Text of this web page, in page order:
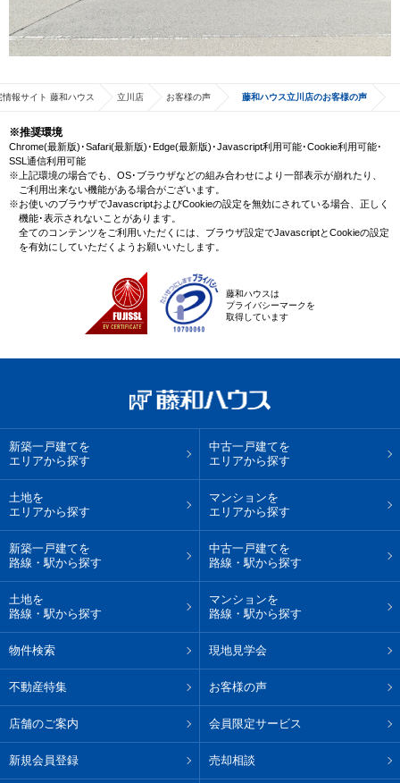
報サイト 藤和ハウス 立川店 お客様の声 藤和ハウス立川店のお客様の声
※推奨環境
Chrome(最新版)･Safari(最新版)･Edge(最新版)･Javascript利用可能･Cookie利用可能･
SSL通信利用可能
※上記環境の場合でも、OS･ブラウザなどの組み合わせにより一部表示が崩れたり、
ご利用出来ない機能がある場合がございます。
※お使いのブラウザでJavascriptおよびCookieの設定を無効にされている場合、正しく
機能･表示されないことがあります。
全てのコンテンツをご利用いただくには、ブラウザ設定でJavascriptとCookieの設定
を有効にしていただくようお願いいたします。
藤和ハウスは
プライバシーマークを
取得しています
新築一戸建てを
エリアから探す
中古一戸建てを
エリアから探す
土地を
エリアから探す
マンションを
エリアから探す
新築一戸建てを
路線・駅から探す
中古一戸建てを
路線・駅から探す
土地を
路線・駅から探す
マンションを
路線・駅から探す
物件検索 現地見学会
不動産特集 お客様の声
店舗のご案内 会員限定サービス
新規会員登録 売却相談